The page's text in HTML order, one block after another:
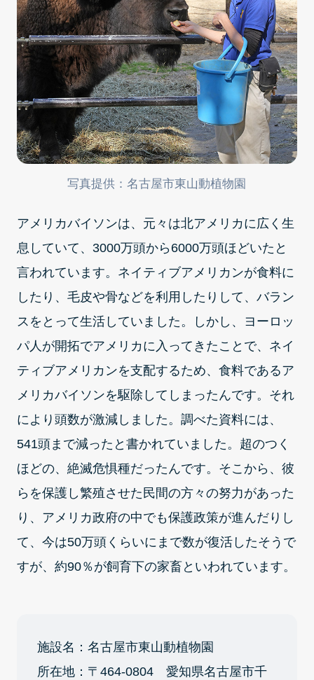
写真提供：名古屋市東山動植物園
アメリカバイソンは、元々は北アメリカに広く生
息していて、3000万頭から6000万頭ほどいたと
言われています。ネイティブアメリカンが食料に
したり、毛皮や骨などを利用したりして、バラン
スをとって生活していました。しかし、ヨーロッ
パ人が開拓でアメリカに入ってきたことで、ネイ
ティブアメリカンを支配するため、食料であるア
メリカバイソンを駆除してしまったんです。それ
により頭数が激減しました。調べた資料には、
541頭まで減ったと書かれていました。超のつく
ほどの、絶滅危惧種だったんです。そこから、彼
らを保護し繁殖させた民間の方々の努力があった
り、アメリカ政府の中でも保護政策が進んだりし
て、今は50万頭くらいにまで数が復活したそうで
すが、約90％が飼育下の家畜といわれています。
施設名：名古屋市東山動植物園
所在地：〒464-0804 愛知県名古屋市千